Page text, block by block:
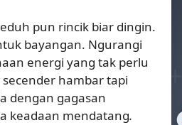
pun rincik biar dingin.
bayangan. Ngurangi
energi yang tak perlu
hambar tapi
dengan gagasan
keadaan mendatang.